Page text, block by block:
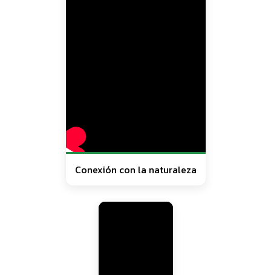
Conexión con la naturaleza